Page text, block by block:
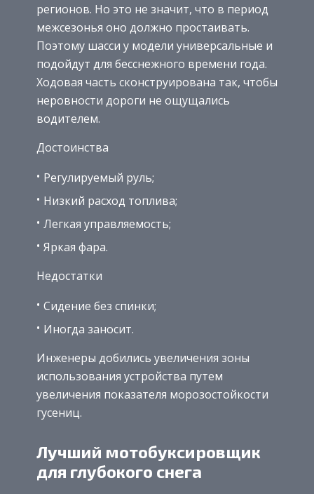
регионов. Но это не значит, что в период
межсезонья оно должно простаивать.
Поэтому шасси у модели универсальные и
подойдут для бесснежного времени года.
Ходовая часть сконструирована так, чтобы
неровности дороги не ощущались
водителем.
Достоинства
Регулируемый руль;
Низкий расход топлива;
Легкая управляемость;
Яркая фара.
Недостатки
Сидение без спинки;
Иногда заносит.
Инженеры добились увеличения зоны
использования устройства путем
увеличения показателя морозостойкости
гусениц.
Лучший мотобуксировщик
для глубокого снега